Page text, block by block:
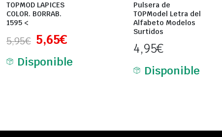
TOPMOD LAPICES
COLOR. BORRAB.
1595 <
5,95€ 5,65€
Disponible
Pulsera de
TOPModel Letra del
Alfabeto Modelos
Surtidos
4,95€
Disponible